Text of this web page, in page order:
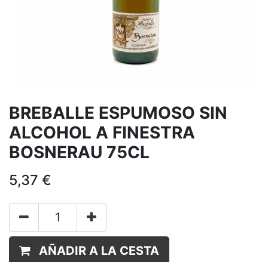
BREBALLE ESPUMOSO SIN
ALCOHOL A FINESTRA
BOSNERAU 75CL
5,37 €
AÑADIR A LA CESTA